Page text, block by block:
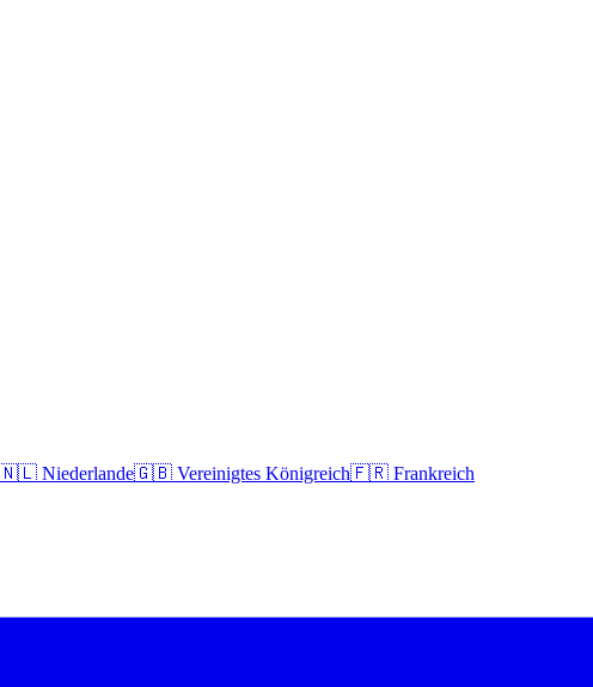
🇳🇱 Niederlande🇬🇧 Vereinigtes Königreich🇫🇷 Frankreich